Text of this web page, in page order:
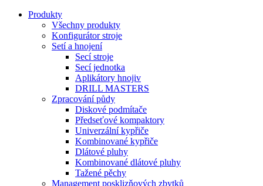
Produkty
Všechny produkty
Konfigurátor stroje
Setí a hnojení
Secí stroje
Secí jednotka
Aplikátory hnojiv
DRILL MASTERS
Zpracování půdy
Diskové podmítače
Předseťové kompaktory
Univerzální kypřiče
Kombinované kypřiče
Dlátové pluhy
Kombinované dlátové pluhy
Tažené pěchy
Management posklizňových zbytků